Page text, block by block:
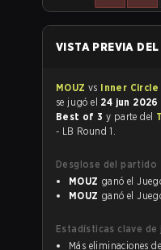
VISTA PREVIA
MOUZ vs Inner Circle
se jugó el 24 jun 2026
Best of 3 y parte del
- LB Round 1.
Desglose del partido
MOUZ
MOUZ
Estadísticas clave de
Más eliminaciones